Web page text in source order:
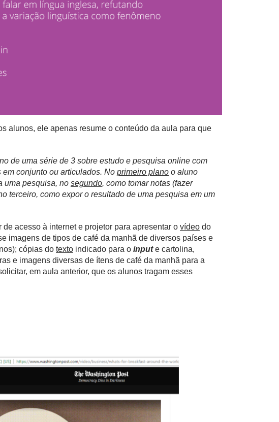
alunos, ele apenas resume o conteúdo da aula para que
de uma série de 3 sobre estudo e pesquisa online com
conjunto ou articulados. No primeiro plano o aluno
uma pesquisa, no segundo, como tomar notas (fazer
terceiro, como expor o resultado de uma pesquisa em um
de acesso à internet e projetor para apresentar o vídeo do
imagens de tipos de café da manhã de diversos países e
cópias do texto indicado para o inpute cartolina,
e imagens diversas de ítens de café da manhã para a
em aula anterior, que os alunos tragam esses